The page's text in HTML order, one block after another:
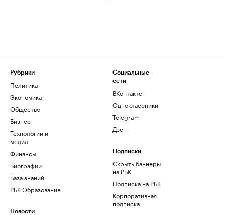
Рубрики
Политика
Экономика
Общество
Бизнес
Технологии и
медиа
Финансы
Биографии
База знаний
РБК Образование
Новости
Социальные
сети
ВКонтакте
Одноклассники
Telegram
Дзен
Подписки
Скрыть баннеры
на РБК
Подписка на РБК
Корпоративная
подписка